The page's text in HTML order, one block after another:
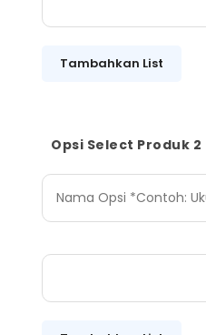
Tambahkan List
Opsi Select Produk 2